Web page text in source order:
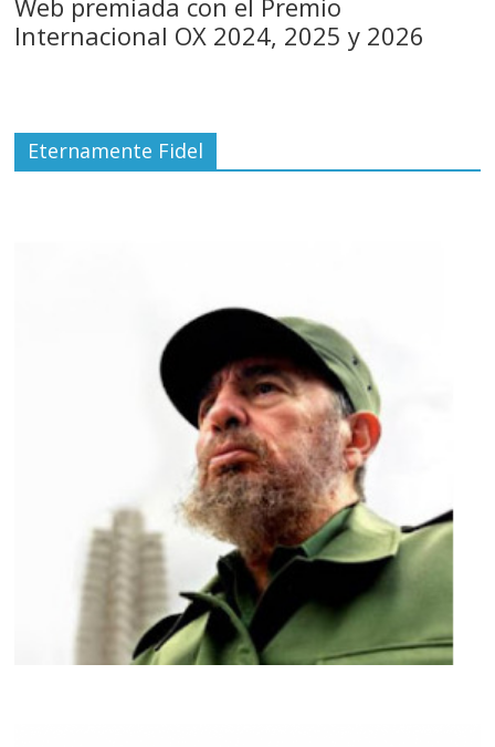
Internacional OX 2024, 2025 y 2026
Eternamente Fidel